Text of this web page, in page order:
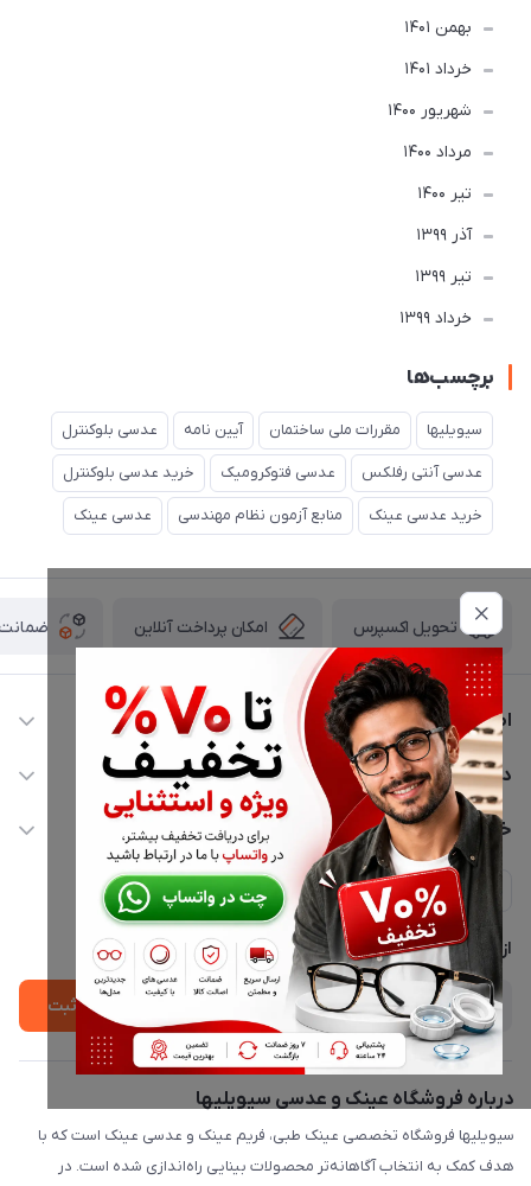
بهمن 1401
خرداد 1401
شهریور 1400
مرداد 1400
تير 1400
آذر 1399
تير 1399
خرداد 1399
برچسب‌ها
سیویلیها مقررات ملی ساختمان آیین نامه عدسی بلوکنترل
عدسی آنتی رفلکس عدسی فتوکرومیک خرید عدسی بلوکنترل
خرید عدسی عینک منابع آزمون نظام مهندسی عدسی عینک
تحویل اکسپرس امکان پرداخت آنلاین ضمانت
اطلاعات تماس
02177116909
info@civiliha.com
ارسال فوری در تهران + ارسال به سراسر کشور
دسترسی سریع
حساب کاربری
مجله فروشگاه
لیست محصولات
درباره ما
خدمات مشتریان
حریم خصوصی
پشتیبانی واتساپ 09397003162
از جدید‌ترین تخفیف‌ها با‌ خبر شوید
ثبت
درباره فروشگاه عینک و عدسی سیویلیها
سیویلیها فروشگاه تخصصی عینک طبی، فریم عینک و عدسی عینک است که با
هدف کمک به انتخاب آگاهانه‌تر محصولات بینایی راه‌اندازی شده است. در